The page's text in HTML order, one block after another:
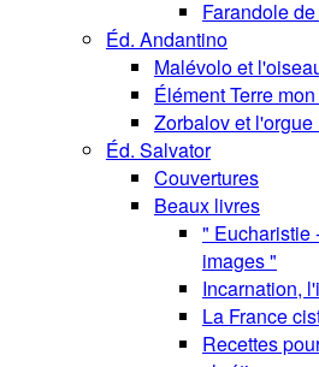
Farandole
Éd. Andantino
Malévolo et
Élément Terre
Zorbalov et
Éd. Salvator
Couvertures
Beaux livres
" Eucharistie
images "
Incarnation,
La France
Recettes